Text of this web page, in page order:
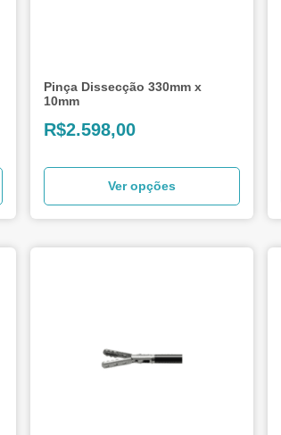
Pinça Dissecção 330mm x
10mm
R$2.598,00
Ver opções